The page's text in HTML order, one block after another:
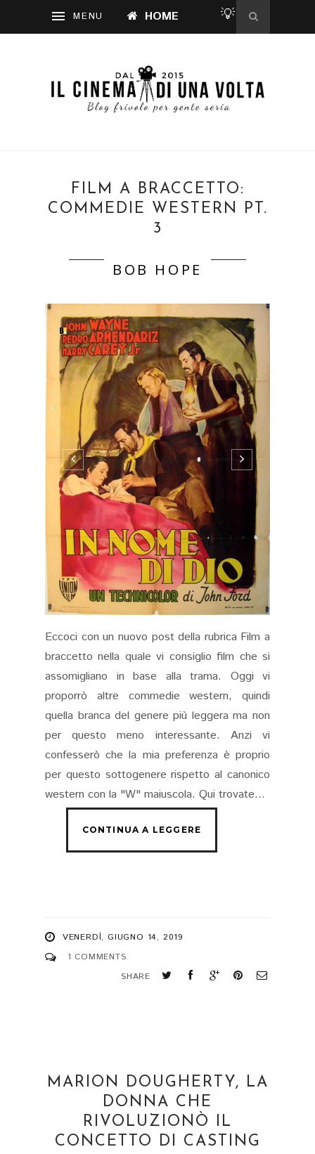
HOME 💡
FILM A BRACCETTO:
COMMEDIE WESTERN PT.
3
BOB HOPE
Eccoci con un nuovo post della rubrica Film a
braccetto nella quale vi consiglio film che si
assomigliano in base alla trama. Oggi vi
proporrò altre commedie western, quindi
quella branca del genere più leggera ma non
per questo meno interessante. Anzi vi
confesserò che la mia preferenza è proprio
per questo sottogenere rispetto al canonico
western con la "W" maiuscola. Qui trovate...
VENERDÌ, GIUGNO 14, 2019
1 COMMENTS
SHARE
MARION DOUGHERTY, LA
DONNA CHE
RIVOLUZIONÒ IL
CONCETTO DI CASTING